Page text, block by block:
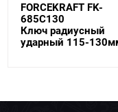
FORCEKRAFT FK-
685C130
Ключ радиусный
ударный 115-